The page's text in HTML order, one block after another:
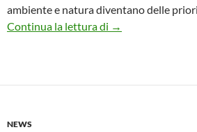
ambiente e natura diventano delle
Continua la lettura di
Green
→
NEWS